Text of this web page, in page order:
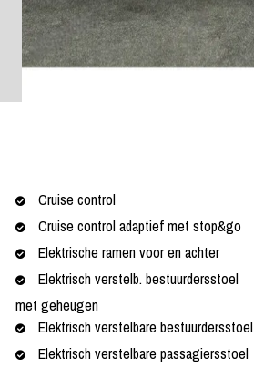
Cruise control
Cruise control adaptief met stop&go
Elektrische ramen voor en achter
Elektrisch verstelb. bestuurdersstoel
met geheugen
Elektrisch verstelbare bestuurdersstoel
Elektrisch verstelbare passagiersstoel